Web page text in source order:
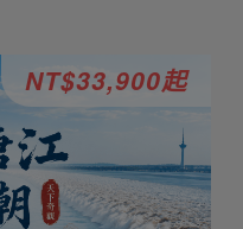
NT$33,900起